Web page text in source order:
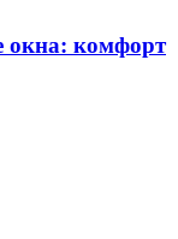
окна: комфорт